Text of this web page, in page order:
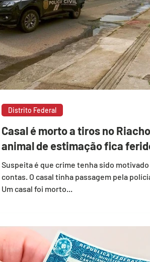
Casal é morto a tiros no
animal de estimação fica
Suspeita é que crime tenha sido
contas. O casal tinha passagem pela
Um casal foi morto...
Distrito Federal